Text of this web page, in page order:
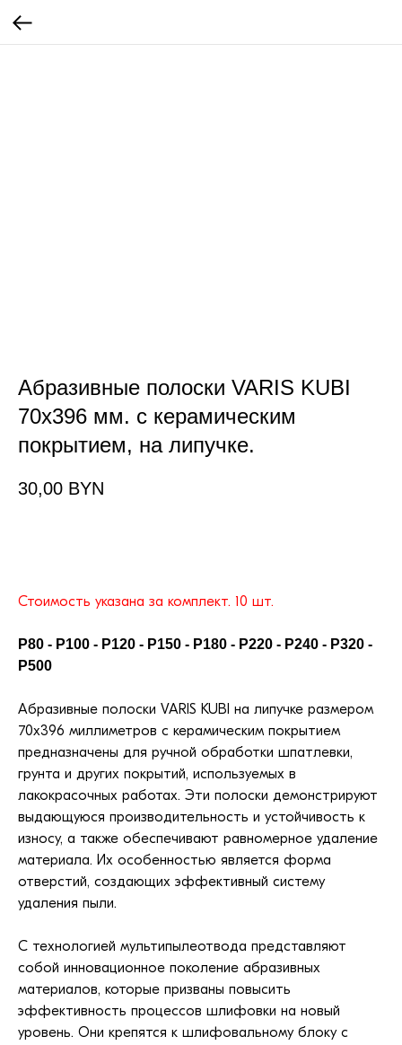
Абразивные полоски VARIS KUBI
70x396 мм. с керамическим
покрытием, на липучке.
30,00 BYN
Стоимость указана за комплект. 10 шт.
P80 - P100 - P120 - P150 - P180 - P220 - P240 - P320 -
P500
Абразивные полоски VARIS KUBI на липучке размером
70x396 миллиметров с керамическим покрытием
предназначены для ручной обработки шпатлевки,
грунта и других покрытий, используемых в
лакокрасочных работах. Эти полоски демонстрируют
выдающуюся производительность и устойчивость к
износу, а также обеспечивают равномерное удаление
материала. Их особенностью является форма
отверстий, создающих эффективный систему
удаления пыли.
С технологией мультипылеотвода представляют
собой инновационное поколение абразивных
материалов, которые призваны повысить
эффективность процессов шлифовки на новый
уровень. Они крепятся к шлифовальному блоку с